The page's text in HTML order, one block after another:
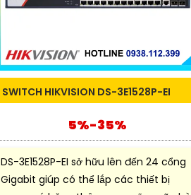
SWITCH HIKVISION DS-3E1528P-EI
5%-35%
DS-3E1528P-EI sở hữu lên đến 24 cổng
Gigabit giúp có thể lắp các thiết bị